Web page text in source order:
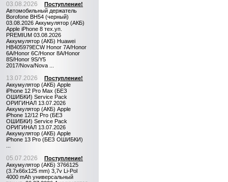
03.08.2026
Поступление!
Автомобильный держатель
Borofone BH54 (черный)
03.08.2026 Аккумулятор (АКБ)
Apple iPhone 8 тех.уп.
PREMIUM 03.08.2026
Аккумулятор (АКБ) Huawei
HB405979ECW Honor 7A/Honor
6A/Honor 6C/Honor 8A/Honor
8S/Honor 9S/Y5
2017/Nova/Nova ...
13.07.2026
Поступление!
Аккумулятор (АКБ) Apple
iPhone 12 Pro Max (БЕЗ
ОШИБКИ) Service Pack
ОРИГИНАЛ 13.07.2026
Аккумулятор (АКБ) Apple
iPhone 12/12 Pro (БЕЗ
ОШИБКИ) Service Pack
ОРИГИНАЛ 13.07.2026
Аккумулятор (АКБ) Apple
iPhone 13 Pro (БЕЗ ОШИБКИ)
05.07.2026
Поступление!
Аккумулятор (АКБ) 3766125
(3.7x66x125 mm) 3,7v Li-Pol
4000 mAh универсальный